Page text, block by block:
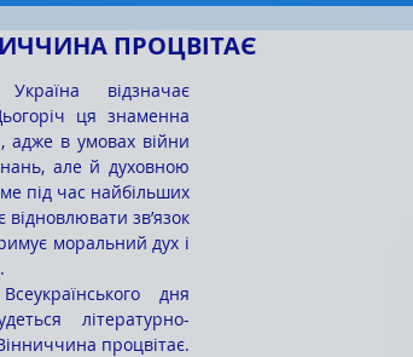
ПРОЦВІТАЄ
відзначає
ця знаменна
адже в умовах війни
але й духовною
під час найбільших
зв’язок
моральний дух і
літературно-
процвітає.